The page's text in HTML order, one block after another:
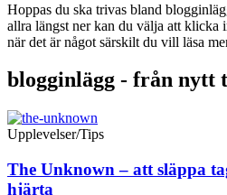
Hoppas du ska trivas bland
allra längst ner kan du välja att klicka
när det är något särskilt du vill läsa
blogginlägg - från nytt
Upplevelser/Tips
The Unknown – att släppa
hjärta